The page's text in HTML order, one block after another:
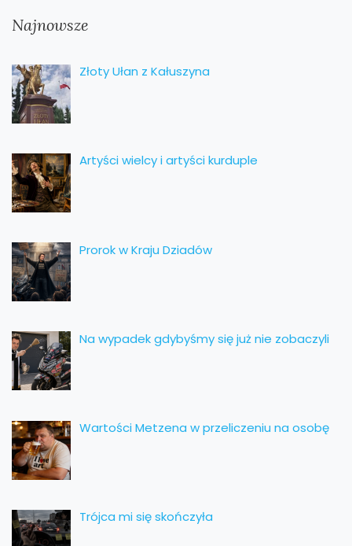
Najnowsze
Złoty Ułan z Kałuszyna
Artyści wielcy i artyści kurduple
Prorok w Kraju Dziadów
Na wypadek gdybyśmy się już nie zobaczyli
Wartości Metzena w przeliczeniu na osobę
Trójca mi się skończyła